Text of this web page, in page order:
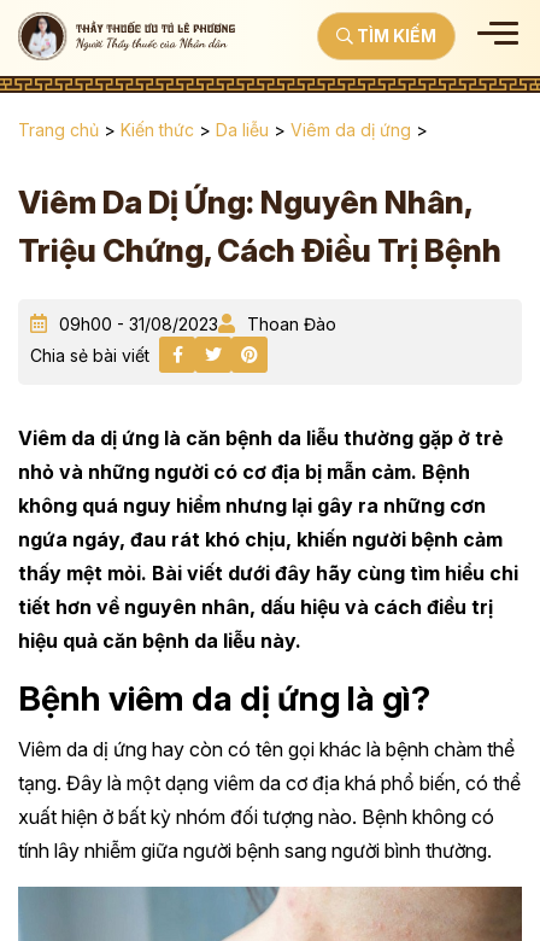
TÌM KIẾM
Trang chủ > Kiến thức > Da liễu > Viêm da dị ứng >
Viêm Da Dị Ứng: Nguyên Nhân,
Triệu Chứng, Cách Điều Trị Bệnh
09h00 - 31/08/2023
Thoan Đào
Chia sẻ bài viết
Viêm da dị ứng là căn bệnh da liễu thường gặp ở trẻ
nhỏ và những người có cơ địa bị mẫn cảm. Bệnh
không quá nguy hiểm nhưng lại gây ra những cơn
ngứa ngáy, đau rát khó chịu, khiến người bệnh cảm
thấy mệt mỏi. Bài viết dưới đây hãy cùng tìm hiểu chi
tiết hơn về nguyên nhân, dấu hiệu và cách điều trị
hiệu quả căn bệnh da liễu này.
Bệnh viêm da dị ứng là gì?
Viêm da dị ứng hay còn có tên gọi khác là bệnh chàm thể
tạng. Đây là một dạng viêm da cơ địa khá phổ biến, có thể
xuất hiện ở bất kỳ nhóm đối tượng nào. Bệnh không có
tính lây nhiễm giữa người bệnh sang người bình thường.